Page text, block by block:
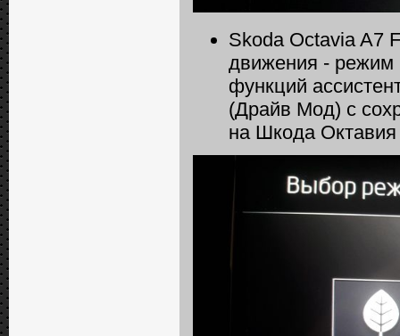
Skoda Octavia A7
движения - режим
функций
(Драйв Мод) с
на Шкода